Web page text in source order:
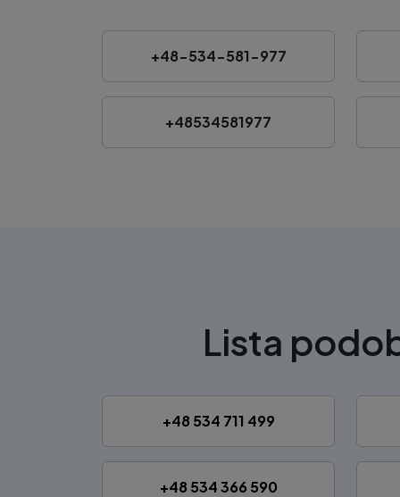
+48-534-581-977
+48534581977
Lista
+48 534 711 499
+48 534 366 590